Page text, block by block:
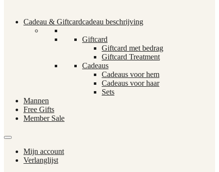
Cadeau & Giftcardcadeau beschrijving
Giftcard
Giftcard met bedrag
Giftcard Treatment
Cadeaus
Cadeaus voor hem
Cadeaus voor haar
Sets
Mannen
Free Gifts
Member Sale
Mijn account
Verlanglijst